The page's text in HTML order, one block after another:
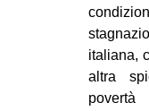
italiana,
altra